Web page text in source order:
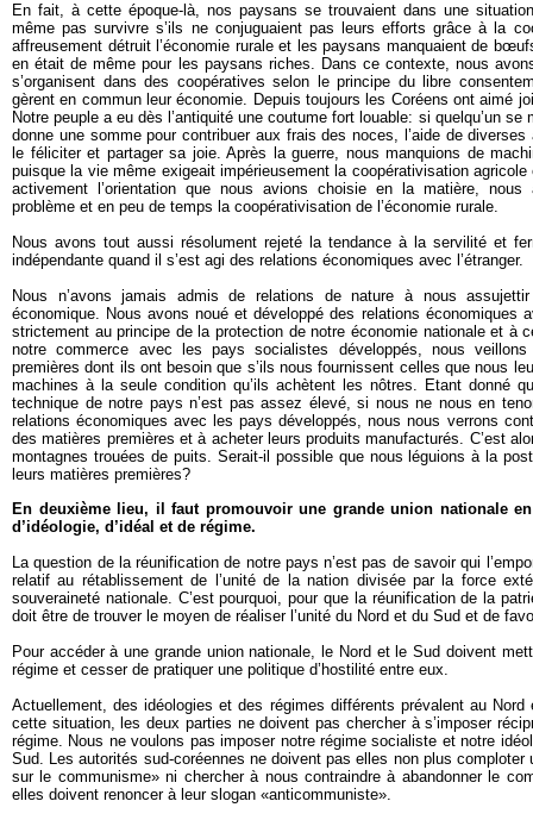
En fait, à cette époque-là, nos paysans se trouvaient dans une
même pas survivre s’ils ne conjuguaient pas leurs efforts grâce à la
affreusement détruit l’économie rurale et les paysans manquaient de
en était de même pour les paysans riches. Dans ce contexte, nous
s’organisent dans des coopératives selon le principe du libre
gèrent en commun leur économie. Depuis toujours les Coréens ont aimé
Notre peuple a eu dès l’antiquité une coutume fort louable: si quelqu’un
donne une somme pour contribuer aux frais des noces, l’aide de
le féliciter et partager sa joie. Après la guerre, nous manquions de
puisque la vie même exigeait impérieusement la coopérativisation
activement l’orientation que nous avions choisie en la matière,
problème et en peu de temps la coopérativisation de l’économie rurale.
Nous avons tout aussi résolument rejeté la tendance à la servilité et
indépendante quand il s’est agi des relations économiques avec l’étranger.
Nous n’avons jamais admis de relations de nature à nous
économique. Nous avons noué et développé des relations économiques
strictement au principe de la protection de notre économie nationale et à
notre commerce avec les pays socialistes développés, nous
premières dont ils ont besoin que s’ils nous fournissent celles que nous
machines à la seule condition qu’ils achètent les nôtres. Etant donné
technique de notre pays n’est pas assez élevé, si nous ne nous en
relations économiques avec les pays développés, nous nous verrons
des matières premières et à acheter leurs produits manufacturés. C’est
montagnes trouées de puits. Serait-il possible que nous léguions à la
leurs matières premières?
En deuxième lieu, il faut promouvoir une grande union nationale
d’idéologie, d’idéal et de régime.
La question de la réunification de notre pays n’est pas de savoir qui
relatif au rétablissement de l’unité de la nation divisée par la force
souveraineté nationale. C’est pourquoi, pour que la réunification de la
doit être de trouver le moyen de réaliser l’unité du Nord et du Sud et de
Pour accéder à une grande union nationale, le Nord et le Sud doivent
régime et cesser de pratiquer une politique d’hostilité entre eux.
Actuellement, des idéologies et des régimes différents prévalent au
cette situation, les deux parties ne doivent pas chercher à s’imposer
régime. Nous ne voulons pas imposer notre régime socialiste et notre
Sud. Les autorités sud-coréennes ne doivent pas elles non plus comploter
sur le communisme» ni chercher à nous contraindre à abandonner le
elles doivent renoncer à leur slogan «anticommuniste».